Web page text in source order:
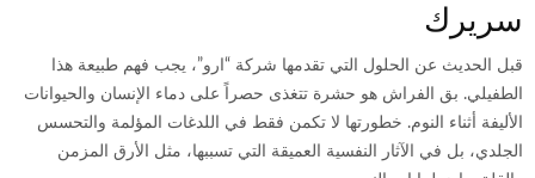
سريرك
قبل الحديث عن الحلول التي تقدمها شركة “ارو”، يجب فهم طبيعة هذا
الطفيلي. بق الفراش هو حشرة تتغذى حصراً على دماء الإنسان والحيوانات
الأليفة أثناء النوم. خطورتها لا تكمن فقط في اللدغات المؤلمة والتحسس
الجلدي، بل في الآثار النفسية العميقة التي تسببها، مثل الأرق المزمن